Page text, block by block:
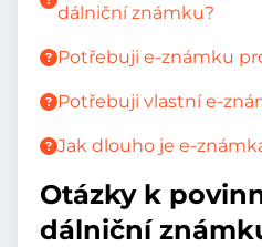
dálniční známku?
Potřebuji e-známku
Potřebuji vlastní e-
Jak dlouho je e-
Otázky k
dálniční